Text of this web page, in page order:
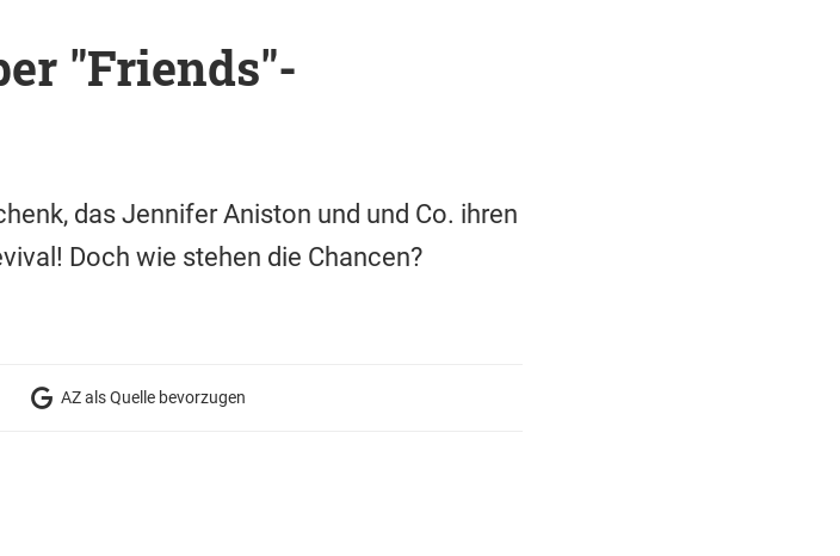
"Friends"-
das Jennifer Aniston und und Co. ihren
Doch wie stehen die Chancen?
AZ als Quelle bevorzugen